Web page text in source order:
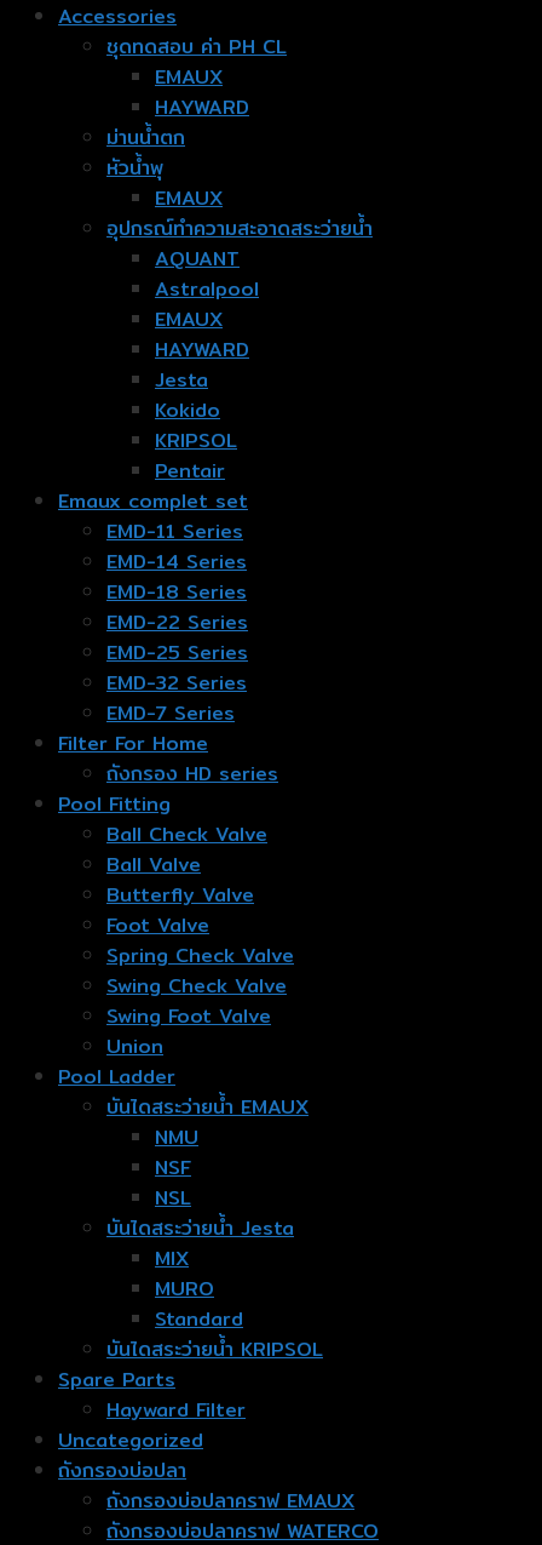
Accessories
ชุดทดสอบ ค่า PH CL
EMAUX
HAYWARD
ม่านน้ำตก
หัวน้ำพุ
EMAUX
อุปกรณ์ทำความสะอาดสระว่ายน้ำ
AQUANT
Astralpool
EMAUX
HAYWARD
Jesta
Kokido
KRIPSOL
Pentair
Emaux complet set
EMD-11 Series
EMD-14 Series
EMD-18 Series
EMD-22 Series
EMD-25 Series
EMD-32 Series
EMD-7 Series
Filter For Home
ถังกรอง HD series
Pool Fitting
Ball Check Valve
Ball Valve
Butterfly Valve
Foot Valve
Spring Check Valve
Swing Check Valve
Swing Foot Valve
Union
Pool Ladder
บันไดสระว่ายน้ำ EMAUX
NMU
NSF
NSL
บันไดสระว่ายน้ำ Jesta
MIX
MURO
Standard
บันไดสระว่ายน้ำ KRIPSOL
Spare Parts
Hayward Filter
Uncategorized
ถังกรองบ่อปลา
ถังกรองบ่อปลาคราฟ EMAUX
ถังกรองบ่อปลาคราฟ WATERCO